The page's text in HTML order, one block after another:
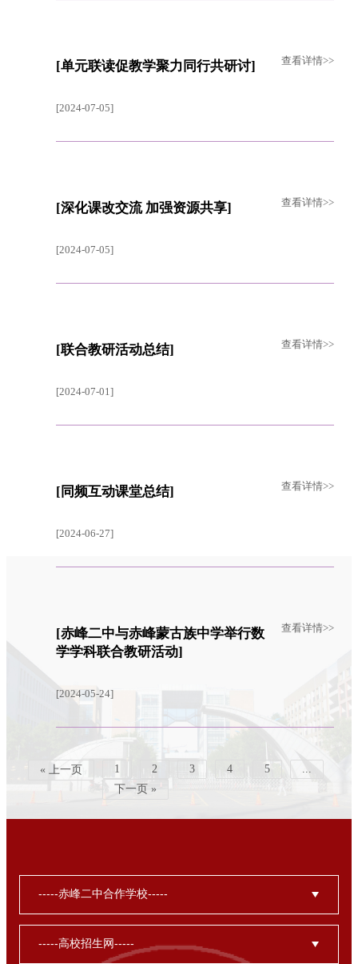
[单元联读促教学聚力同行共研讨] 查看详情>>
[2024-07-05]
[深化课改交流 加强资源共享] 查看详情>>
[2024-07-05]
[联合教研活动总结] 查看详情>>
[2024-07-01]
[同频互动课堂总结] 查看详情>>
[2024-06-27]
[赤峰二中与赤峰蒙古族中学举行数
学学科联合教研活动]
查看详情>>
[2024-05-24]
« 上一页 1 2 3 4 5
下一页 »